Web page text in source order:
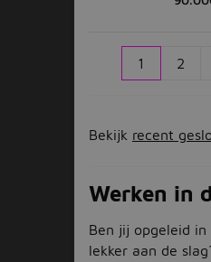
1 2
Bekijk recent
Werken in
Ben jij opgeleid
lekker aan de